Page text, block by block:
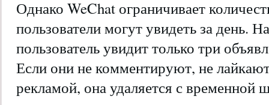
Однако WeChat ограничивает
пользователи могут увидеть за день.
пользователь увидит только три
Если они не комментируют, не
рекламой, она удаляется с временной